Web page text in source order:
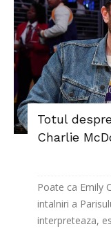
Totul
Charlie
Poate ca Emily
intalniri a
interpreteaza,